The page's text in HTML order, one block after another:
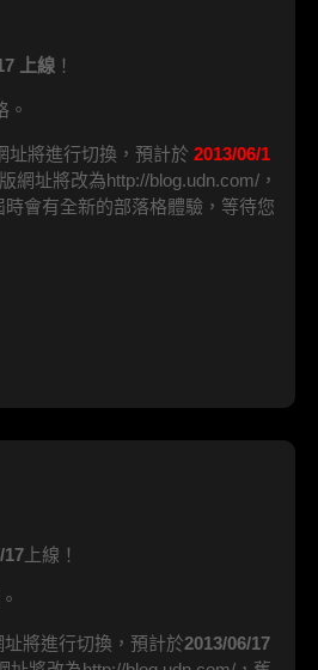
上線 ！
。
址將進行切換，預計於 2013/06/1
網址將改為http://blog.udn.com/，
會有全新的部落格體驗，等待您
17 上線！
將進行切換，預計於2013/06/17